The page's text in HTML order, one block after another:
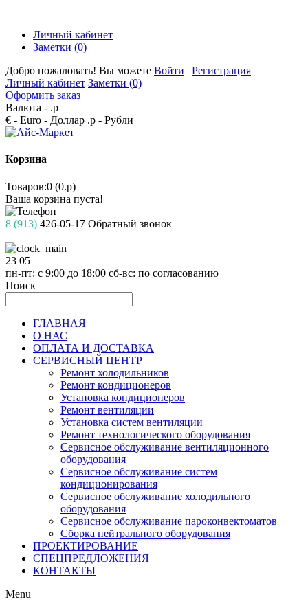
Личный кабинет
Заметки (0)
Добро пожаловать! Вы можете Войти | Регистрация
Личный кабинет Заметки (0)
Оформить заказ
Валюта - .р
€ - Euro - Доллар .р - Рубли
Корзина
Товаров:0 (0.р)
Ваша корзина пуста!
8 (913) 426-05-17 Обратный звонок
23 05
пн-пт: с 9:00 до 18:00 сб-вс: по согласованию
Поиск
ГЛАВНАЯ
О НАС
ОПЛАТА И ДОСТАВКА
СЕРВИСНЫЙ ЦЕНТР
Ремонт холодильников
Ремонт кондиционеров
Установка кондиционеров
Ремонт вентиляции
Установка систем вентиляции
Ремонт технологического оборудования
Cервисное обслуживание вентиляционного
оборудования
Cервисное обслуживание систем
кондиционирования
Cервисное обслуживание холодильного
оборудования
Сервисное обслуживание пароконвектоматов
Сборка нейтрального оборудования
ПРОЕКТИРОВАНИЕ
СПЕЦПРЕДЛОЖЕНИЯ
КОНТАКТЫ
Menu